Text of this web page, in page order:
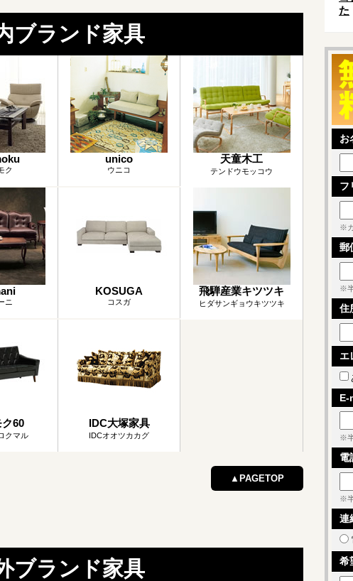
ブランド家具
ク
unico
ウニコ
天童木工
テンドウモッコウ
ニ
KOSUGA
コスガ
飛騨産業キツツキ
ヒダサンギョウキツツキ
60
クマル
IDC大塚家具
IDCオオツカカグ
▲PAGETOP
ブランド家具
た
お
フ
※
郵
※
住
エ
E-
※
電
※
連
希